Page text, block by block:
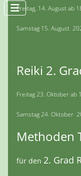
Freitag, 14. August ab
Samstag 15. August
Reiki 2.
Freitag 23. Oktober ab
Samstag 24. Oktober
Methoden
für den 2. Grad